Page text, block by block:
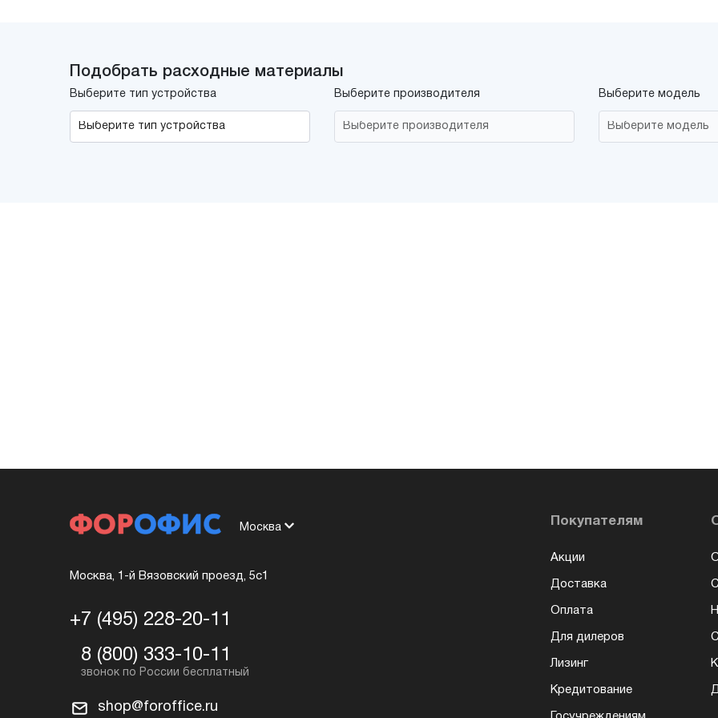
Подобрать расходные материалы
Выберите тип устройства Выберите производителя Выберите модель
Москва
Москва, 1-й Вязовский проезд, 5с1
+7 (495) 228-20-11
8 (800) 333-10-11
shop@foroffice.ru
Покупателям
Акции
Доставка
Оплата
Для дилеров
Лизинг
Кредитование